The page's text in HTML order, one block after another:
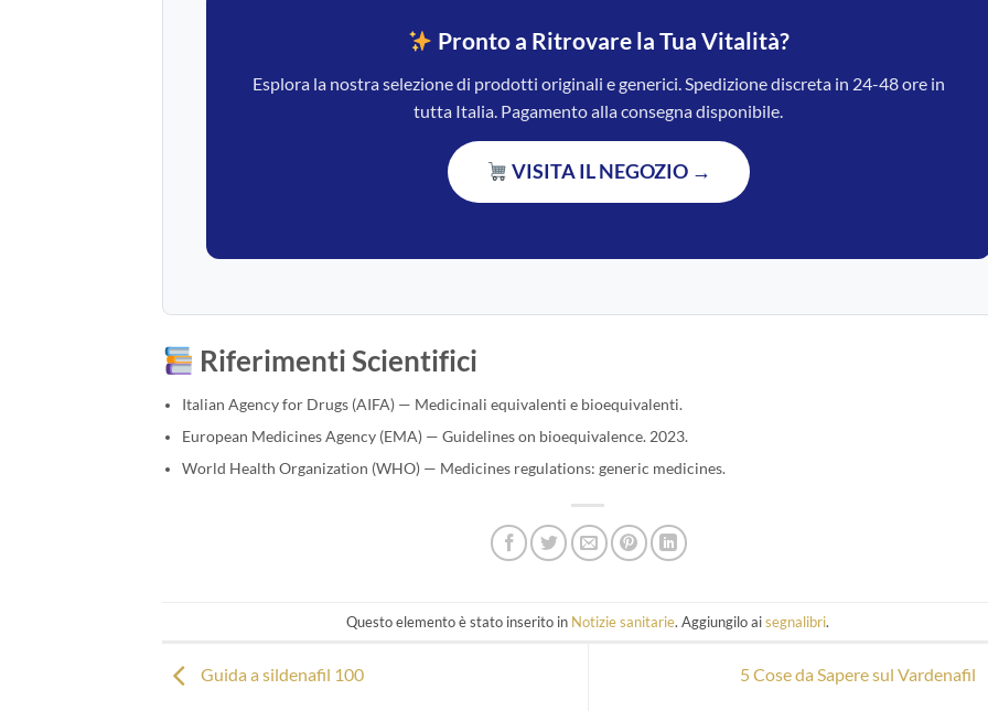
Pronto a Ritrovare la Tua Vitalità?
Esplora la nostra selezione di prodotti originali e generici. Spedizione discreta in 24-48 ore in
tutta Italia. Pagamento alla consegna disponibile.
VISITA IL NEGOZIO →
Riferimenti Scientifici
Italian Agency for Drugs (AIFA) — Medicinali equivalenti e bioequivalenti.
European Medicines Agency (EMA) — Guidelines on bioequivalence. 2023.
World Health Organization (WHO) — Medicines regulations: generic medicines.
Questo elemento è stato inserito in Notizie sanitarie. Aggiungilo aisegnalibri.
Guida a sildenafil 100 5 Cose da Sapere sul Vardenafil